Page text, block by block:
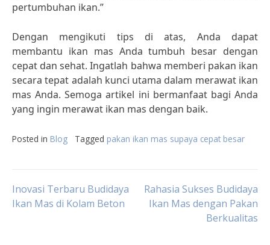
pertumbuhan ikan.”
Dengan mengikuti tips di atas, Anda dapat
membantu ikan mas Anda tumbuh besar dengan
cepat dan sehat. Ingatlah bahwa memberi pakan ikan
secara tepat adalah kunci utama dalam merawat ikan
mas Anda. Semoga artikel ini bermanfaat bagi Anda
yang ingin merawat ikan mas dengan baik.
Posted in Blog Tagged pakan ikan mas supaya cepat besar
Post
Inovasi Terbaru Budidaya
Ikan Mas di Kolam Beton
Rahasia Sukses Budidaya
Ikan Mas dengan Pakan
Berkualitas